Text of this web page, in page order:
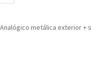
Analógico metálica exterior +